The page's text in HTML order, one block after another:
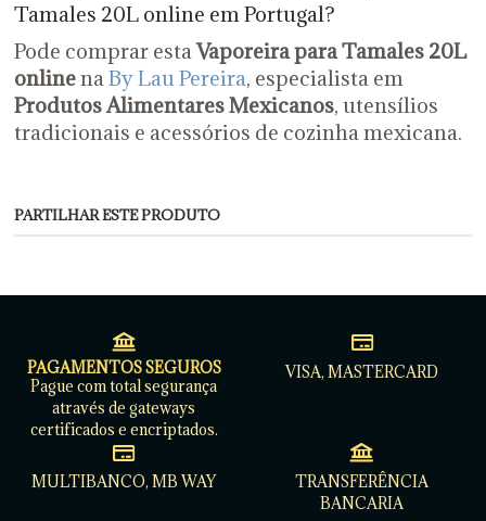
Tamales 20L online em Portugal?
Pode comprar estaVaporeira para Tamales 20L
onlinena By Lau Pereira, especialista em
Produtos Alimentares Mexicanos, utensílios
tradicionais e acessórios de cozinha mexicana.
PARTILHAR ESTE PRODUTO
PAGAMENTOS SEGUROS
Pague com total segurança
através de gateways
certificados e encriptados.
VISA, MASTERCARD
MULTIBANCO, MB WAY
TRANSFERÊNCIA
BANCARIA